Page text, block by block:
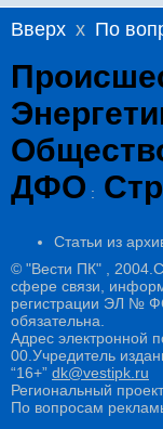
Вверх x По
ДФО :
Статьи из
© "Вести ПК" ,
сфере связи,
регистрации ЭЛ №
обязательна.
Адрес электронной
00.Учредитель
“16+” dk@vestipk.ru
Региональный
По вопросам